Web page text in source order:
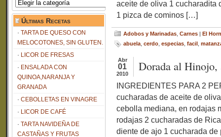
Categorías
Últimas Recetas
TARTA DE QUESO CON
MELOCOTONES, SIN GLUTEN.
LICOR DE FRESAS
ENSALADA CON
QUINOA,NARANJA Y
GRANADA
CEBOLLETAS EN VINAGRE
LICOR DE CAFÉ
TARTA NAVIDEÑA DE
CASTAÑAS Y FRUTAS
aceite de oliva 1 cucharadita
1 pizca de cominos […]
Adobos y Marinadas Carnes | El
abuela cerdo especias facil
Abr
01
2010
Dorada al Hinojo,
INGREDIENTES PARA 2
cucharadas de aceite de
cebolla mediana, en rodajas
rodajas 2 cucharadas de
diente de ajo 1 cucharada